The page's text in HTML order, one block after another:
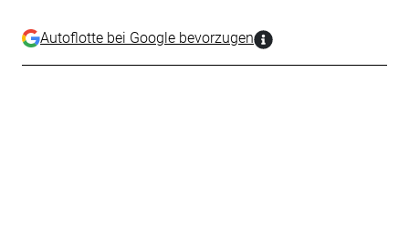
Autoflotte bei Google bevorzugen